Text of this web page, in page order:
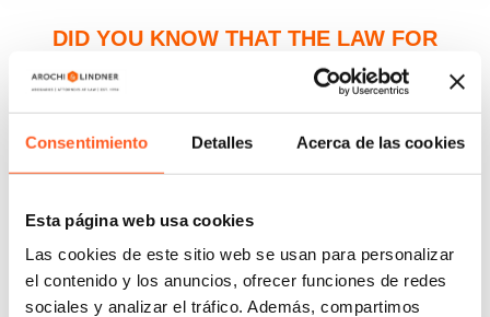
Consentimiento Detalles Acerca de las cookies
Esta página web usa cookies
Las cookies de este sitio web se usan para personalizar
el contenido y los anuncios, ofrecer funciones de redes
sociales y analizar el tráfico. Además, compartimos
DID YOU KNOW THAT THE LAW FOR
TRANSPARENCY, PREVENTION AND
ELIMINATION OF INAPPROPRIATE
PRACTICES IN CONNECTION WITH
ADVERTISEMENT SERVICES HAS BEEN